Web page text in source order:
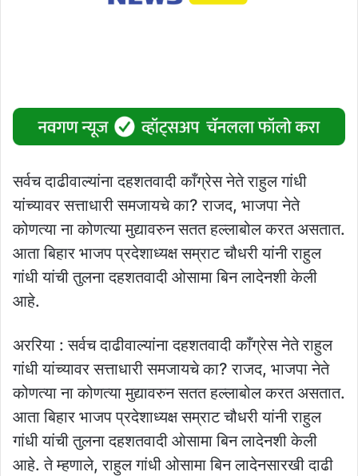
सर्वच दाढीवाल्यांना दहशतवादी काँग्रेस नेते राहुल गांधी
यांच्यावर सत्ताधारी समजायचे का? राजद, भाजपा नेते
कोणत्या ना कोणत्या मुद्यावरुन सतत हल्लाबोल करत असतात.
आता बिहार भाजप प्रदेशाध्यक्ष सम्राट चौधरी यांनी राहुल
गांधी यांची तुलना दहशतवादी ओसामा बिन लादेनशी केली
आहे.
अररिया : सर्वच दाढीवाल्यांना दहशतवादी काँग्रेस नेते राहुल
गांधी यांच्यावर सत्ताधारी समजायचे का? राजद, भाजपा नेते
कोणत्या ना कोणत्या मुद्यावरुन सतत हल्लाबोल करत असतात.
आता बिहार भाजप प्रदेशाध्यक्ष सम्राट चौधरी यांनी राहुल
गांधी यांची तुलना दहशतवादी ओसामा बिन लादेनशी केली
आहे. ते म्हणाले, राहुल गांधी ओसामा बिन लादेनसारखी दाढी